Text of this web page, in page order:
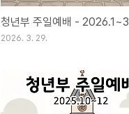
청년부 주일예배 - 2026.1~3
2026. 3. 29.